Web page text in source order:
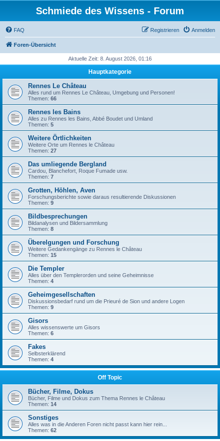
Schmiede des Wissens - Forum
FAQ Anmelden
Registrieren
Foren-Übersicht
Aktuelle Zeit: 8. August 2026, 01:16
Hauptkategorie
Rennes Le Château
Alles rund um Rennes Le Château, Umgebung und Personen!
Themen: 66
Rennes les Bains
Alles zu Rennes les Bains, Abbé Boudet und Umland
Themen: 5
Weitere Örtlichkeiten
Weitere Orte um Rennes le Château
Themen: 27
Das umliegende Bergland
Cardou, Blanchefort, Roque Fumade usw.
Themen: 7
Grotten, Höhlen, Aven
Forschungsberichte sowie daraus resultierende Diskussionen
Themen: 9
Bildbesprechungen
Bildanalysen und Bildersammlung
Themen: 8
Überelgungen und Forschung
Weitere Gedankengänge zu Rennes le Château
Themen: 15
Die Templer
Alles über den Templerorden und seine Geheimnisse
Themen: 4
Geheimgesellschaften
Diskussionsbedarf rund um die Prieuré de Sion und andere Logen
Themen: 9
Gisors
Alles wissenswerte um Gisors
Themen: 6
Fakes
Selbsterklärend
Themen: 4
Off Topic
Bücher, Filme, Dokus
Bücher, Filme und Dokus zum Thema Rennes le Château
Themen: 14
Sonstiges
Alles was in die Anderen Foren nicht passt kann hier rein...
Themen: 62